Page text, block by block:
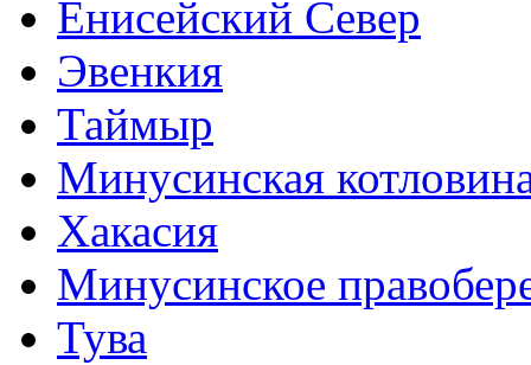
Енисейский Север
Эвенкия
Таймыр
Минусинская
Хакасия
Минусинское
Тува